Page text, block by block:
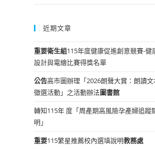
近期文章
重要衛生組115年度健康促進創意競賽-健
設計與電繪比賽得獎名單
公告高市圖辦理「2026朗聲大賞：朗讀文
徵選活動」之活動辦法圖書館
轉知115年 度「周產期高風險孕產婦追蹤
明」
重要115繁星推薦校內選填說明教務處